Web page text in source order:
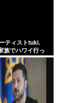
ティストtuki.
族でハワイ行っ
顕示欲がどんど
なる